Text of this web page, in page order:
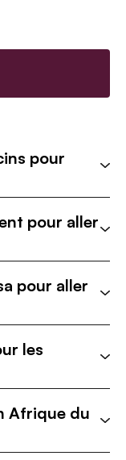
pour
pour aller
pour aller
les
Afrique du